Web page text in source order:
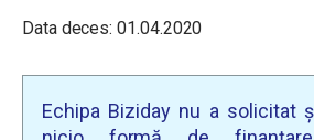
Data deces: 01.04.2020
Echipa Biziday nu a solicitat